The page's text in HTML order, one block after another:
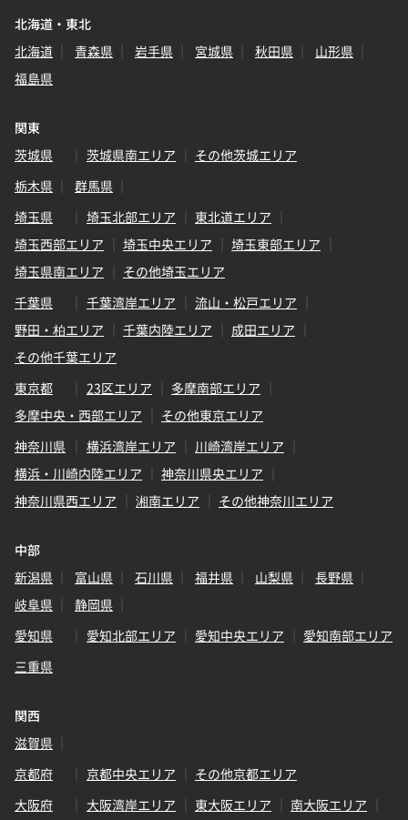
北海道・東北
北海道
青森県 岩手県 宮城県 秋田県
山形県
福島県
関東
茨城県
茨城県南エリア
その他茨城エリア
栃木県
群馬県
埼玉県
埼玉北部エリア
東北道エリア
埼玉西部エリア
埼玉中央エリア
埼玉東部エリア
埼玉県南エリア
その他埼玉エリア
千葉県
千葉湾岸エリア
流山・松戸エリア
野田・柏エリア
千葉内陸エリア
成田エリア
その他千葉エリア
東京都
23区エリア
多摩南部エリア
多摩中央・西部エリア
その他東京エリア
神奈川県
横浜湾岸エリア
川崎湾岸エリア
横浜・川崎内陸エリア
神奈川県央エリア
神奈川県西エリア
湘南エリア その他神奈川エリア
中部
新潟県
富山県 石川県 福井県 山梨県
長野県
岐阜県
静岡県
愛知県
愛知北部エリア 愛知中央エリア
愛知南部エリア
三重県
関西
滋賀県
京都府
京都中央エリア
その他京都エリア
大阪府
大阪湾岸エリア 東大阪エリア
南大阪エリア